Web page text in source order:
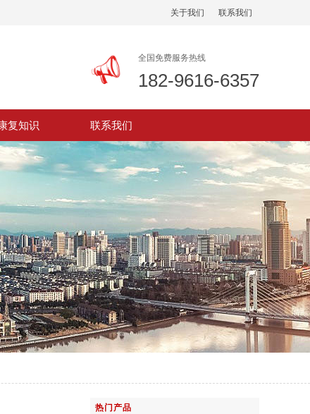
关于我们 联系我们
全国免费服务热线
182-9616-6357
复知识 联系我们
热门产品